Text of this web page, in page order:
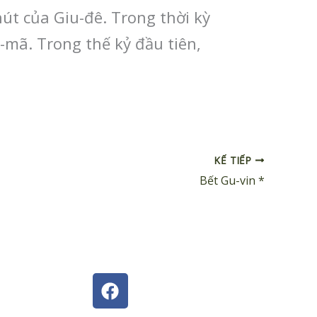
của Giu-đê. Trong thời kỳ
Trong thế kỷ đầu tiên,
KẾ TIẾP
Bết Gu-vin *
F
a